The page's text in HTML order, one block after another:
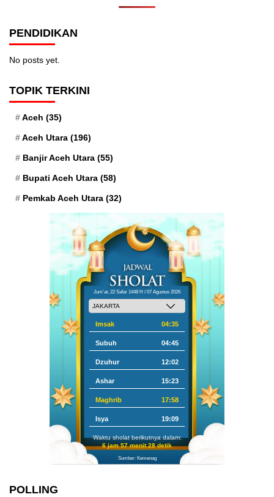
PENDIDIKAN
No posts yet.
TOPIK TERKINI
Aceh (35)
Aceh Utara (196)
Banjir Aceh Utara (55)
Bupati Aceh Utara (58)
Pemkab Aceh Utara (32)
Jum'at, 22 Safar 1448 H / 07 Agustus 2026
Imsak 04:35
Subuh 04:45
Dzuhur 12:02
Ashar 15:23
Maghrib 17:58
Isya 19:09
Waktu sholat berikutnya dalam:
6 jam 57 menit 27 detik
Sumber: Kemenag
POLLING